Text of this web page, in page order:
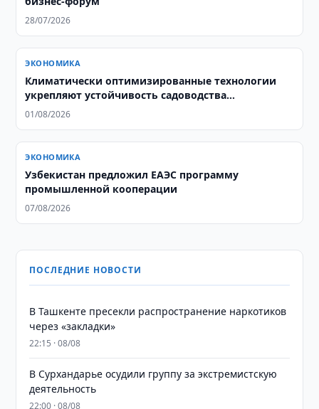
28/07/2026
ЭКОНОМИКА
Климатически оптимизированные технологии
укрепляют устойчивость садоводства
Узбекистана
01/08/2026
ЭКОНОМИКА
Узбекистан предложил ЕАЭС программу
промышленной кооперации
07/08/2026
ПОСЛЕДНИЕ НОВОСТИ
В Ташкенте пресекли распространение наркотиков
через «закладки»
22:15 · 08/08
В Сурхандарье осудили группу за экстремистскую
деятельность
22:00 · 08/08